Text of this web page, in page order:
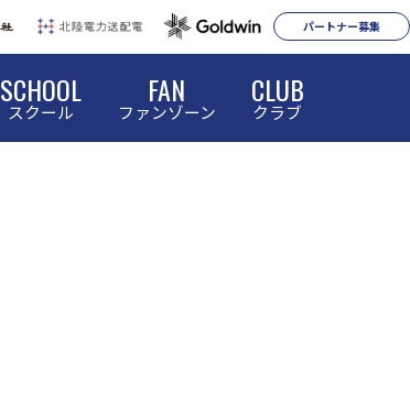
パートナー募集
SCHOOL
スクール
FAN
ファンゾーン
CLUB
クラブ